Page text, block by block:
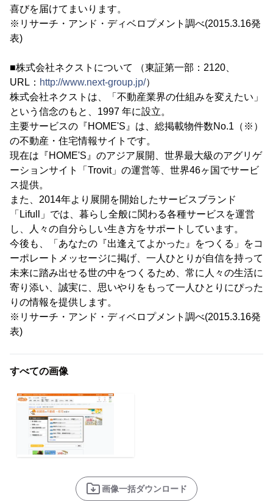
喜びを届けてまいります。
※リサーチ・アンド・ディベロプメント調べ(2015.3.16発
表)
■株式会社ネクストについて （東証第一部：2120、
URL： http://www.next-group.jp/）
株式会社ネクストは、「不動産業界の仕組みを変えたい」
という信念のもと、1997 年に設立。
主要サービスの『HOME'S』は、総掲載物件数No.1（※）
の不動産・住宅情報サイトです。
現在は『HOME'S』のアジア展開、世界最大級のアグリゲ
ーションサイト「Trovit」の運営等、世界46ヶ国でサービ
ス提供。
また、2014年より展開を開始したサービスブランド
「Lifull」では、暮らし全般に関わる各種サービスを運営
し、人々の自分らしい生き方をサポートしています。
今後も、「あなたの『出逢えてよかった』をつくる」をコ
ーポレートメッセージに掲げ、一人ひとりが自信を持って
未来に踏み出せる世の中をつくるため、常に人々の生活に
寄り添い、誠実に、思いやりをもって一人ひとりにぴった
りの情報を提供します。
※リサーチ・アンド・ディベロプメント調べ(2015.3.16発
表)
すべての画像
画像一括ダウンロード